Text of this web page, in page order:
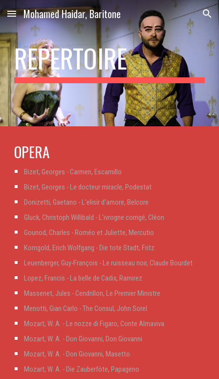
Skip to main content Skip to navigation
Mohamed Haidar, Baritone
REPERTOIRE
OPERA
Bizet, Georges - Carmen, Escamillo
Bizet, Georges - Le docteur miracle, Podestat
Donizetti, Gaetano - L'elisir d'amore, Belcore
Gluck, Christoph Willibald - L'ivrogne corrigé, Cléon
Gounod, Charles - Roméo et Juliette, Mercutio
Korngold, Erich Wolfgang - Die tote Stadt, Fritz
Leuenberger, Guy-François - Le ruisseau noir, Claude Bourdet
Lopez, Francis - La belle de Cadix, Ramirez
Massenet, Jules - Cendrillon, Le Premier Ministre
Menotti, Gian Carlo - The Consul, John Sorel
Mozart, W. A. - Le nozze di Figaro, Conte Almaviva
Mozart, W. A. - Don Giovanni, Don Giovanni
Mozart, W. A. - Don Giovanni, Masetto
Mozart, W. A. - Die Zauberföte, Papageno